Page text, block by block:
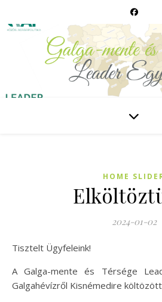
HOME
2024-01-02
Tisztelt Ügyfeleink!
A Galga-mente és Térsége
Galgahévízről Kisnémedire